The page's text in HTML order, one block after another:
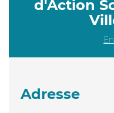
d'Action
Adresse